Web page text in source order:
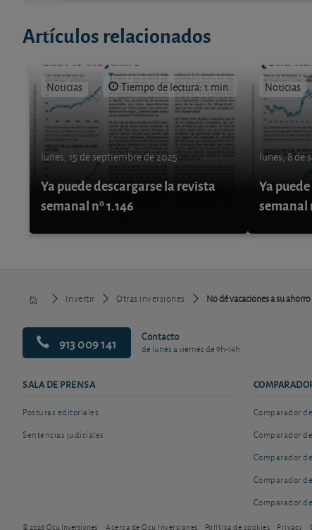
Artículos relacionados
Noticias Tiempo de lectura: 1 min.
lunes, 15 de septiembre de 2025
Ya puede descargarse la revista
semanal nº 1.146
Noticias
lunes, 8 de
Ya
semanal
Invertir Otras inversiones No dé vacaciones a su ahorro
913 009 141 Contacto
de lunes a viernes de 9h-14h
SALA DE PRENSA
Posturas editoriales
Sentencias judiciales
Comparador
Comparador
Comparador
Comparador
Comparador
© 2026 Ocu Inversiones Acerca de Ocu Inversiones Política de cookies Privacy